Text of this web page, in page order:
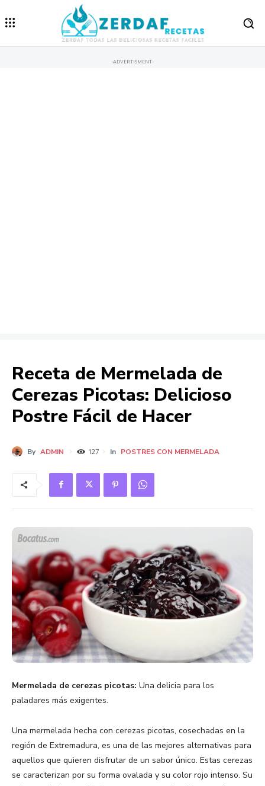
-ADVERTISMENT-
Receta de Mermelada de
Cerezas Picotas: Delicioso
Postre Fácil de Hacer
By ADMIN 127 In POSTRES CON MERMELADA
Mermelada de cerezas picotas: Una delicia para los
paladares más exigentes.
Una mermelada hecha con cerezas picotas, cosechadas en la
región de Extremadura, es una de las mejores alternativas para
aquellos que quieren disfrutar de un sabor único. Estas cerezas
se caracterizan por su forma ovalada y su color rojo intenso. Su